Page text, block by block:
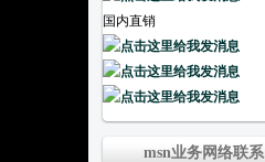
国内直销
msn业务网络联系